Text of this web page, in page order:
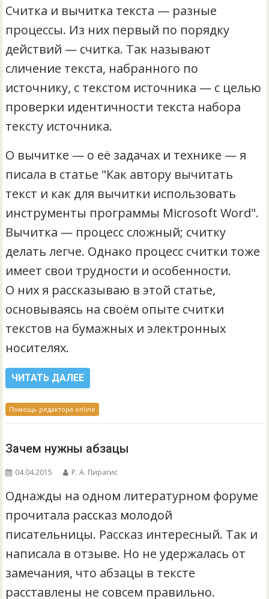
Считка и вычитка текста — разные
процессы. Из них первый по порядку
действий — считка. Так называют
сличение текста, набранного по
источнику, с текстом источника — с целью
проверки идентичности текста набора
тексту источника.
О вычитке — о её задачах и технике — я
писала в статье "Как автору вычитать
текст и как для вычитки использовать
инструменты программы Microsoft Word".
Вычитка — процесс сложный; считку
делать легче. Однако процесс считки тоже
имеет свои трудности и особенности.
О них я рассказываю в этой статье,
основываясь на своём опыте считки
текстов на бумажных и электронных
носителях.
ЧИТАТЬ ДАЛЕЕ
Помощь редактора online
Зачем нужны абзацы
04.04.2015 Р. А. Пирагис
Однажды на одном литературном форуме
прочитала рассказ молодой
писательницы. Рассказ интересный. Так и
написала в отзыве. Но не удержалась от
замечания, что абзацы в тексте
расставлены не совсем правильно.